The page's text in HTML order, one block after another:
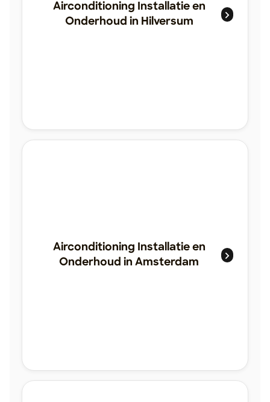
Airconditioning Installatie en
Onderhoud in Hilversum
Airconditioning Installatie en
Onderhoud in Amsterdam